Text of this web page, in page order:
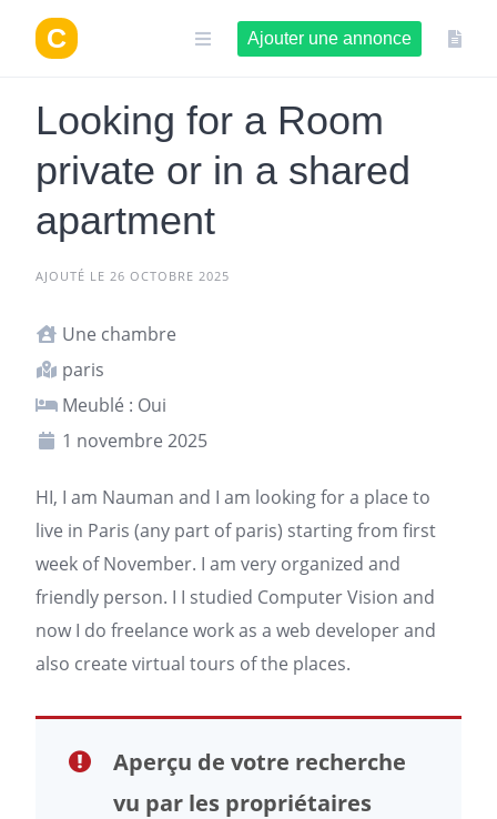
contenu
Ajouter une annonce
Looking for a Room
private or in a shared
apartment
AJOUTÉ LE 26 OCTOBRE 2025
Une chambre
paris
Meublé : Oui
1 novembre 2025
HI, I am Nauman and I am looking for a place to
live in Paris (any part of paris) starting from first
week of November. I am very organized and
friendly person. I I studied Computer Vision and
now I do freelance work as a web developer and
also create virtual tours of the places.
Aperçu de votre recherche
vu par les propriétaires